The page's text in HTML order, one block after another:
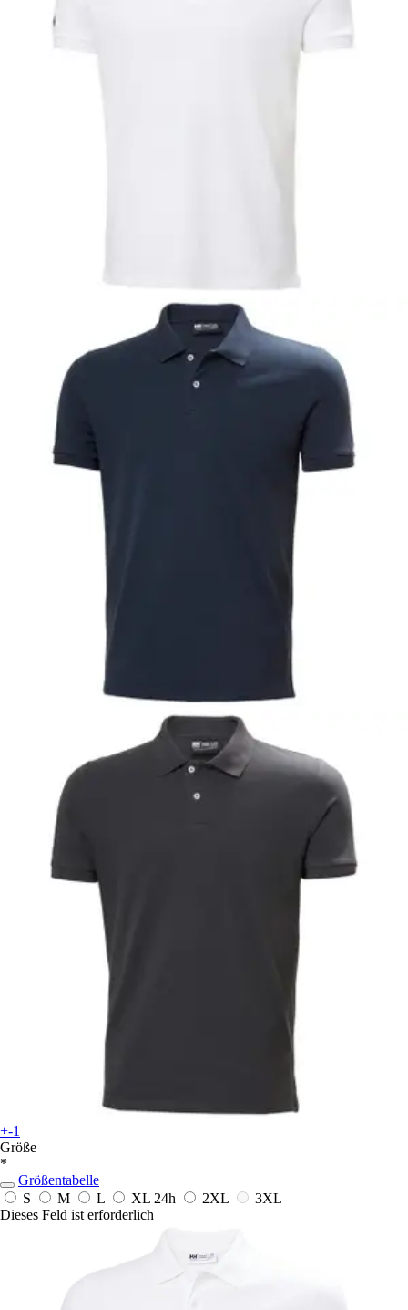
+-1
Größe
*
Größentabelle
S
M L XL 24h 2XL
3XL
Dieses Feld ist erforderlich